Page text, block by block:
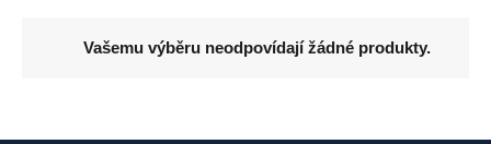
Vašemu výběru neodpovídají žádné produkty.